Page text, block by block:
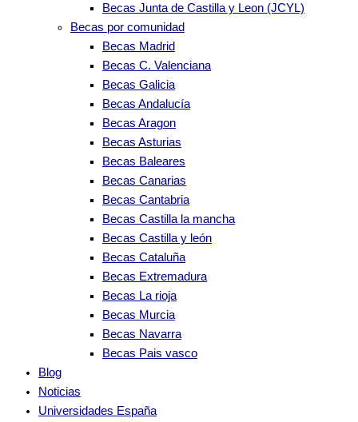
Becas Junta de Castilla y Leon (JCYL)
Becas por comunidad
Becas Madrid
Becas C. Valenciana
Becas Galicia
Becas Andalucía
Becas Aragon
Becas Asturias
Becas Baleares
Becas Canarias
Becas Cantabria
Becas Castilla la mancha
Becas Castilla y león
Becas Cataluña
Becas Extremadura
Becas La rioja
Becas Murcia
Becas Navarra
Becas Pais vasco
Blog
Noticias
Universidades España